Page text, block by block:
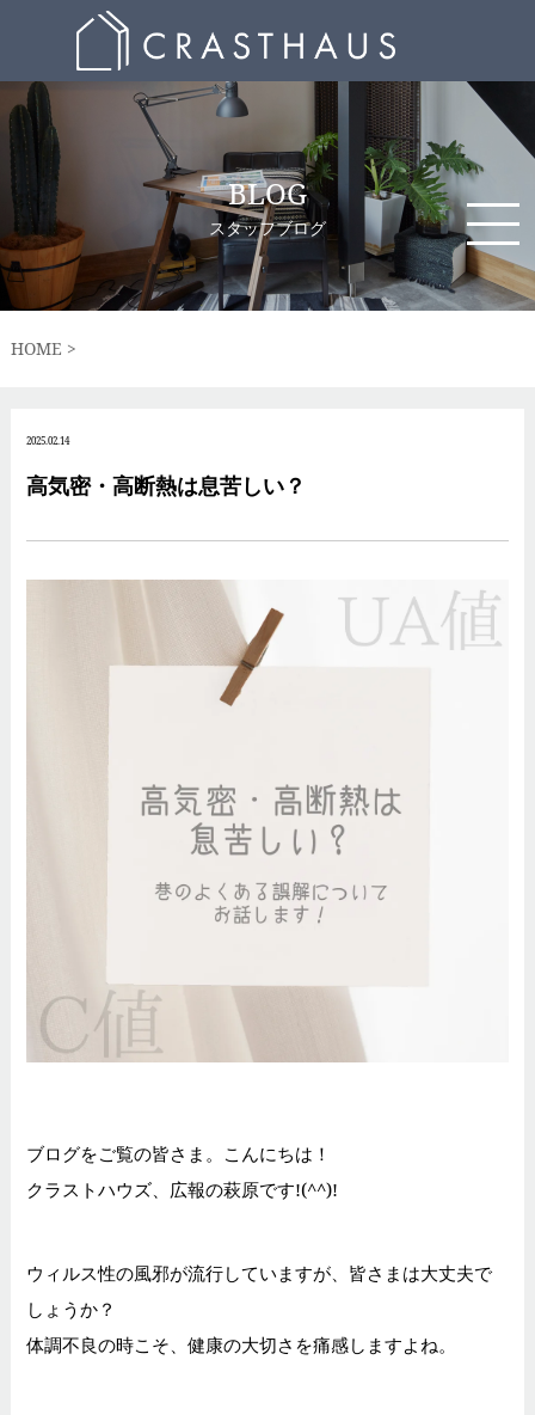
BLOG
スタッフブログ
HOME
2025.02.14
高気密・高断熱は息苦しい？
ブログをご覧の皆さま。こんにちは！
クラストハウズ、広報の萩原です!(^^)!
ウィルス性の風邪が流行していますが、皆さまは大丈夫で
しょうか？
体調不良の時こそ、健康の大切さを痛感しますよね。